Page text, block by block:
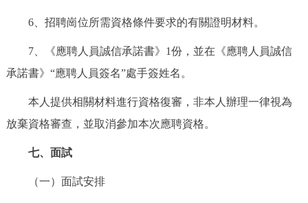
6、招聘崗位所需資格條件要求的有關證明材料。
7、《應聘人員誠信承諾書》1份，並在《應聘人員誠信
承諾書》“應聘人員簽名”處手簽姓名。
本人提供相關材料進行資格復審，非本人辦理一律視為
放棄資格審查，並取消參加本次應聘資格。
七、面試
（一）面試安排